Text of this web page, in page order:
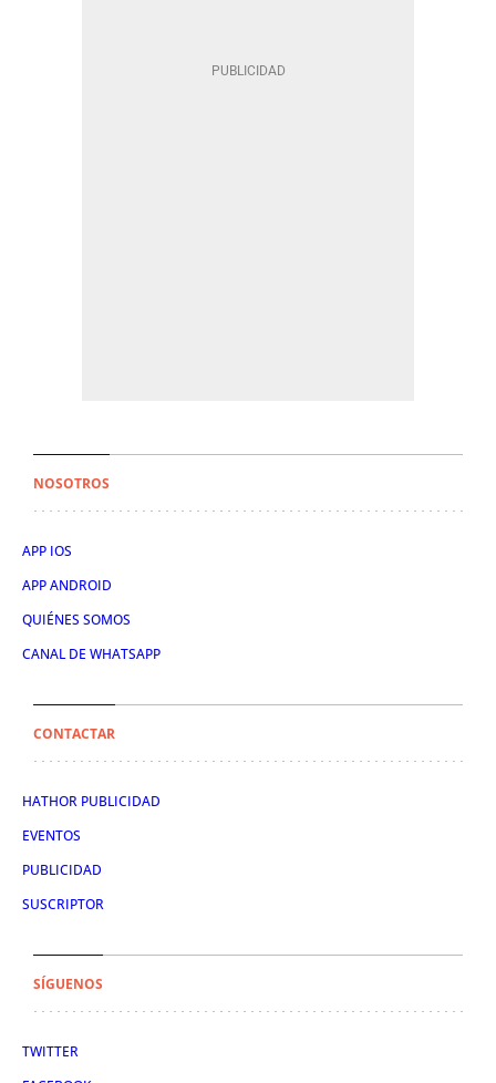
NOSOTROS
APP IOS
APP ANDROID
QUIÉNES SOMOS
CANAL DE WHATSAPP
CONTACTAR
HATHOR PUBLICIDAD
EVENTOS
PUBLICIDAD
SUSCRIPTOR
SÍGUENOS
TWITTER